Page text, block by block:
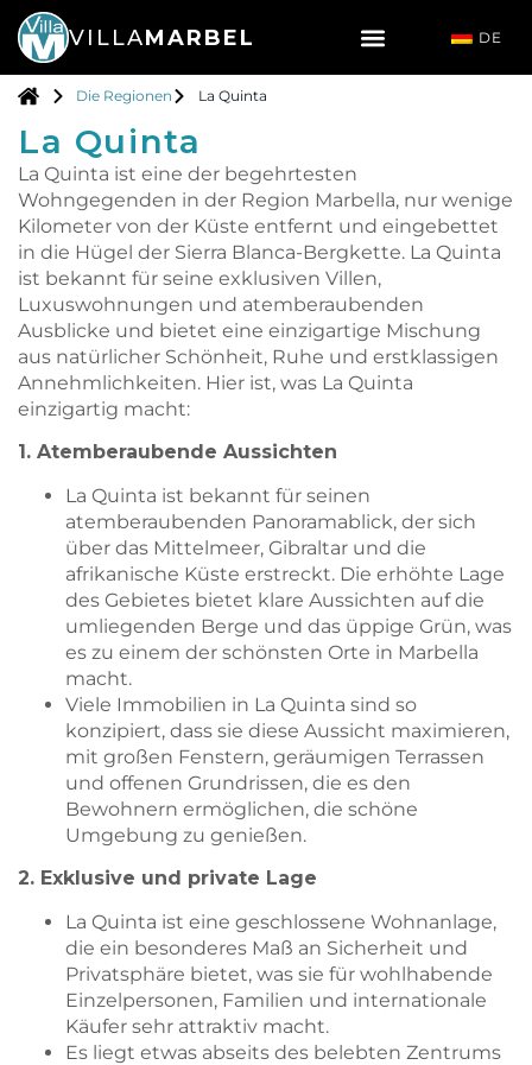
VILLAMARBEL DE
Die Regionen La Quinta
La Quinta
La Quinta ist eine der begehrtesten
Wohngegenden in der Region Marbella, nur wenige
Kilometer von der Küste entfernt und eingebettet
in die Hügel der Sierra Blanca-Bergkette. La Quinta
ist bekannt für seine exklusiven Villen,
Luxuswohnungen und atemberaubenden
Ausblicke und bietet eine einzigartige Mischung
aus natürlicher Schönheit, Ruhe und erstklassigen
Annehmlichkeiten. Hier ist, was La Quinta
einzigartig macht:
1. Atemberaubende Aussichten
La Quinta ist bekannt für seinen
atemberaubenden Panoramablick, der sich
über das Mittelmeer, Gibraltar und die
afrikanische Küste erstreckt. Die erhöhte Lage
des Gebietes bietet klare Aussichten auf die
umliegenden Berge und das üppige Grün, was
es zu einem der schönsten Orte in Marbella
macht.
Viele Immobilien in La Quinta sind so
konzipiert, dass sie diese Aussicht maximieren,
mit großen Fenstern, geräumigen Terrassen
und offenen Grundrissen, die es den
Bewohnern ermöglichen, die schöne
Umgebung zu genießen.
2. Exklusive und private Lage
La Quinta ist eine geschlossene Wohnanlage,
die ein besonderes Maß an Sicherheit und
Privatsphäre bietet, was sie für wohlhabende
Einzelpersonen, Familien und internationale
Käufer sehr attraktiv macht.
Es liegt etwas abseits des belebten Zentrums